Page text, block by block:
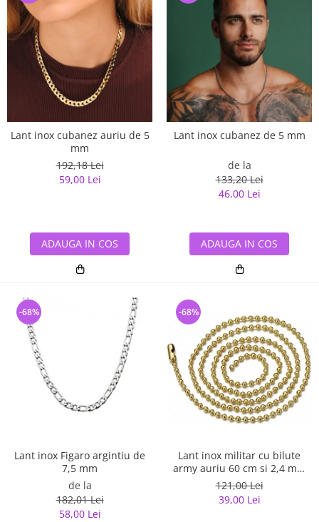
Lant inox cubanez auriu de 5
mm
192,18 Lei
59,00 Lei
ADAUGA IN COS
Lant inox cubanez de 5 mm
de la
133,20 Lei
46,00 Lei
ADAUGA IN COS
Lant inox Figaro argintiu de
7,5 mm
de la
182,01 Lei
58,00 Lei
-68%
Lant inox militar cu bilute
army auriu 60 cm si 2,4 mm
grosime
121,00 Lei
39,00 Lei
-68%